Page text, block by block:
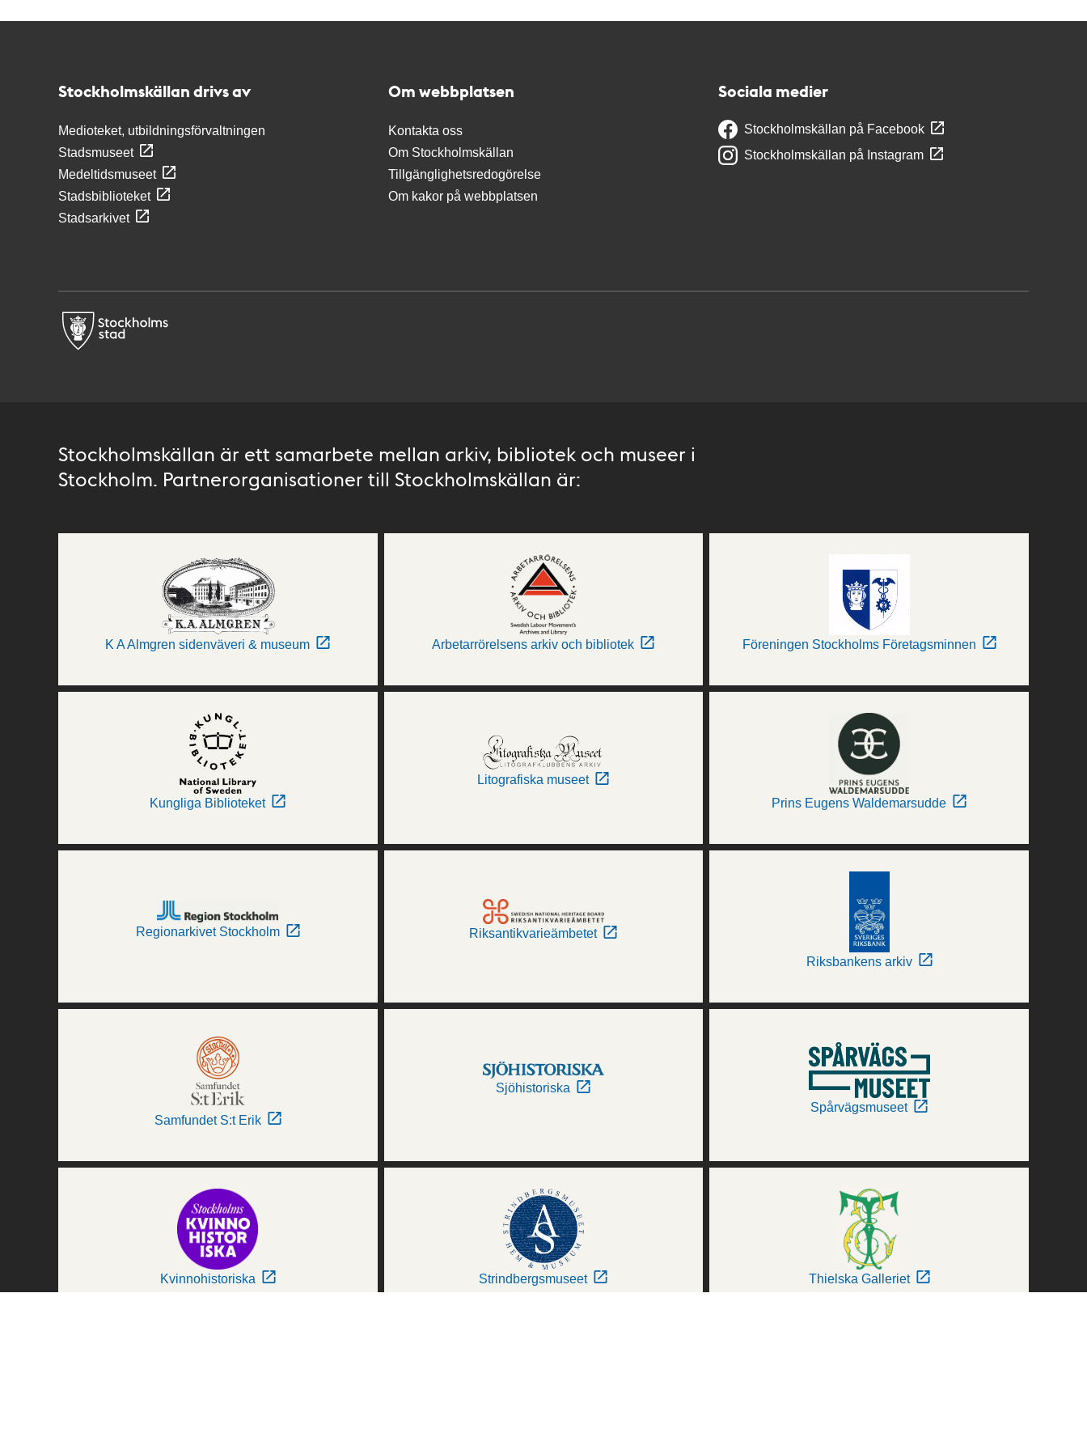
Stockholmskällan drivs av
Medioteket, utbildningsförvaltningen
Stadsmuseet
Medeltidsmuseet
Stadsbiblioteket
Stadsarkivet
Om webbplatsen
Kontakta oss
Om Stockholmskällan
Tillgänglighetsredogörelse
Om kakor på webbplatsen
Sociala medier
Stockholmskällan på Facebook
Stockholmskällan på Instagram
Stockholmskällan är ett samarbete mellan arkiv, bibliotek och museer i
Stockholm. Partnerorganisationer till Stockholmskällan är:
K A Almgren sidenväveri & museum Arbetarrörelsens arkiv och bibliotek Föreningen Stockholms Företagsminnen
Kungliga Biblioteket
Litografiska museet
Prins Eugens Waldemarsudde
Regionarkivet Stockholm Riksantikvarieämbetet
Riksbankens arkiv
Samfundet S:t Erik
Sjöhistoriska
Spårvägsmuseet
Kvinnohistoriska Strindbergsmuseet Thielska Galleriet